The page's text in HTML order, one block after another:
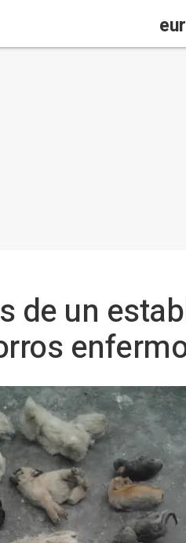
de un